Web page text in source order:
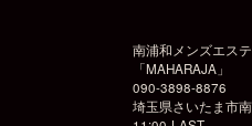
南浦和メンズエステ
「MAHARAJA」
090-3898-8876
埼玉県さいたま市